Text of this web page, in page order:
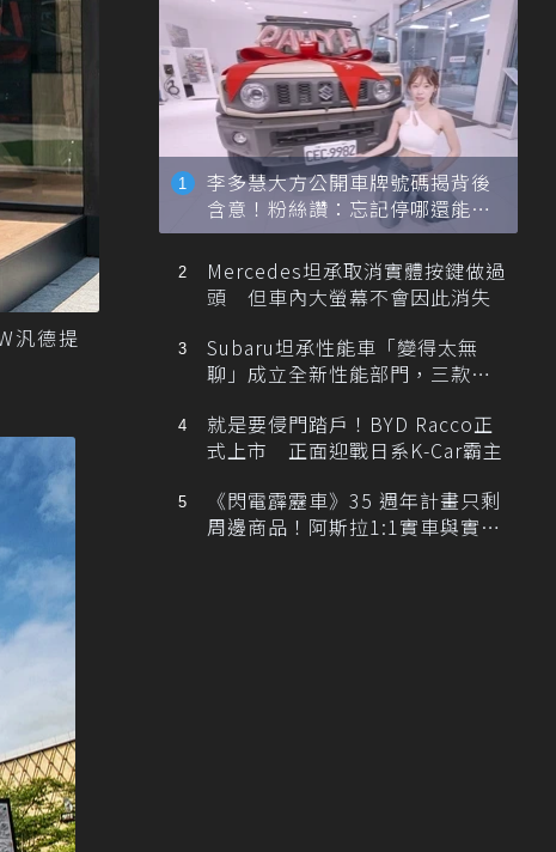
汎德提
李多慧大方公開車牌號碼揭背後
含意！粉絲讚：忘記停哪還能幫
忙找車
Mercedes坦承取消實體按鍵做過
頭 但車內大螢幕不會因此消失
Subaru坦承性能車「變得太無
聊」成立全新性能部門，三款手
就是要侵門踏戶！BYD Racco正
式上市 正面迎戰日系K-Car霸主
《閃電霹靂車》35 週年計畫只剩
周邊商品！阿斯拉1:1實車與實體